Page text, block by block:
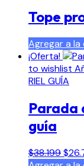
Tope
Agregar a
¡Oferta!
to wishlist
RIEL GUÍA
Parada
guía
$38.199El
$